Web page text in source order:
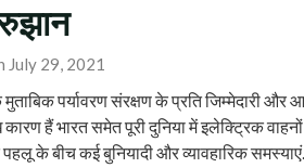
July 29, 2021
मुताबिक पर्यावरण संरक्षण के प्रति जिम्मेदारी
हैं भारत समेत पूरी दुनिया में इलेक्ट्रिक
के बीच कई बुनियादी और व्‍यावहारिक